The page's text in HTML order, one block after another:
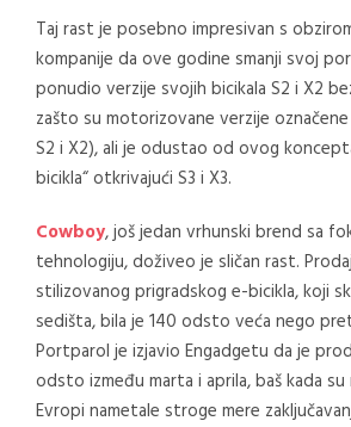
Taj rast je posebno impresivan s
kompanije da ove godine smanji svoj
ponudio verzije svojih bicikala S2 i X2
zašto su motorizovane verzije
S2 i X2), ali je odustao od ovog
bicikla“ otkrivajući S3 i X3.
Cowboy, još jedan vrhunski brend sa
tehnologiju, doživeo je sličan rast.
stilizovanog prigradskog e-bicikla, koji
sedišta, bila je 140 odsto veća nego
Portparol je izjavio Engadgetu da je
odsto između marta i aprila, baš kada su
Evropi nametale stroge mere